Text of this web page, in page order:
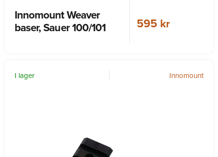
Innomount Weaver
baser, Sauer 100/101
595 kr
I lager Innomount